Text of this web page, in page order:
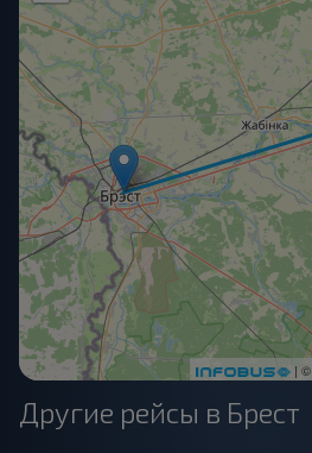
| ©
Другие рейсы в Брест